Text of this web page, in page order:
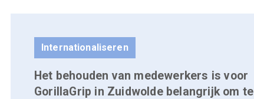
Internationaliseren
Het behouden van medewerkers is voor
GorillaGrip in Zuidwolde belangrijk om te